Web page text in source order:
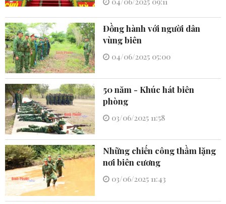
Đồng hành với người dân
vùng biên
04/06/2025 05:00
50 năm - Khúc hát biên
phòng
03/06/2025 11:58
Những chiến công thầm lặng
nơi biên cương
03/06/2025 11:43